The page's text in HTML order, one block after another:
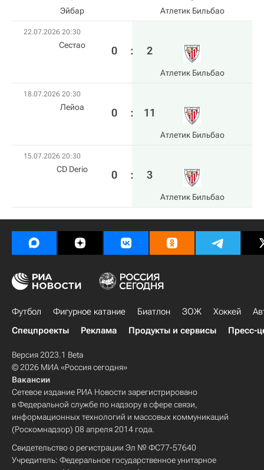
Эйбар Атлетик Бильбао
22.07.2026 20:30
Сестао 0 : 2
Атлетик Бильбао
18.07.2026 20:30
Лейоа 0 : 11
Атлетик Бильбао
15.07.2026 20:30
CD Derio 0 : 3
Атлетик Бильбао
Футбол Фигурное катание Биатлон ЗОЖ Хоккей
Спецпроекты
Реклама Продукты и сервисы Пресс-
Версия 2023.1 Beta
© 2026 МИА «Россия сегодня»
Вакансии
Сетевое издание РИА Новости зарегистрировано
в Федеральной службе по надзору в сфере связи,
информационных технологий и массовых коммуникаций
(Роскомнадзор) 08 апреля 2014 года.
Свидетельство о регистрации Эл № ФС77-57640
Учредитель: Федеральное государственное унитарное